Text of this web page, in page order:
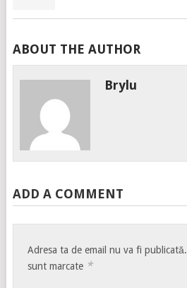
ABOUT THE AUTHOR
Brylu
ADD A COMMENT
Adresa ta de email nu va fi publicată.
sunt marcate *